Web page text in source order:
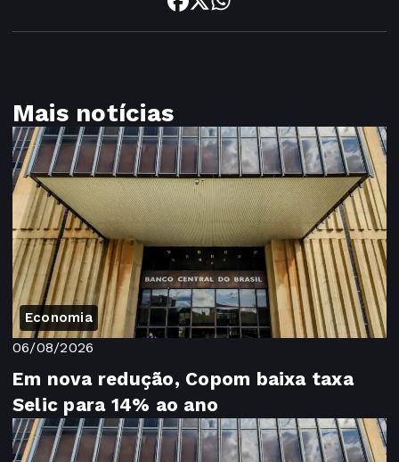
Mais notícias
Economia
06/08/2026
Em nova redução, Copom baixa taxa
Selic para 14% ao ano